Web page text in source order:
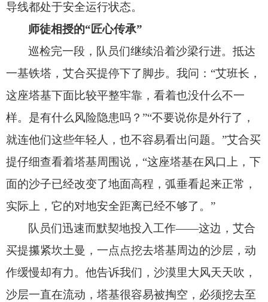
导线都处于安全运行状态。
师徒相授的“匠心传承”
巡检完一段， 队员们继续沿着沙梁行进。抵达
一基铁塔， 艾合买提停下了脚步。 我问：“艾班长，
这座塔基下面比较平整牢靠， 看着也没什么不一
样。 是有什么风险隐患吗？ ”“不要说你是外行了，
就连他们这些年轻人， 也不容易看出问题。 ”艾合买
提仔细查看着塔基周围说， “这座塔基在风口上， 下
面的沙子已经改变了地面高程， 弧垂看起来正常，
实际上， 它的对地安全距离已经不够了。 ”
队员们迅速而默契地投入工作——这边，艾合
买提攥紧坎土曼， 一点点挖去塔基周边的沙层， 动
作缓慢却有力。 他告诉我们， 沙漠里大风天天吹，
沙层一直在流动， 塔基很容易被掏空， 必须挖去至